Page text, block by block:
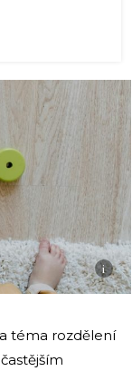
i
téma rozdělení